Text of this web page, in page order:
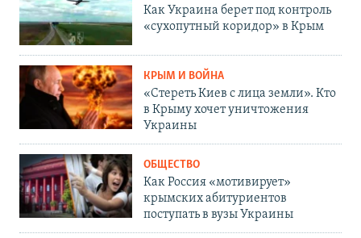
Как Украина берет под контроль
«сухопутный коридор» в Крым
КРЫМ И ВОЙНА
«Стереть Киев с лица земли». Кто
в Крыму хочет уничтожения
Украины
ОБЩЕСТВО
Как Россия «мотивирует»
крымских абитуриентов
поступать в вузы Украины